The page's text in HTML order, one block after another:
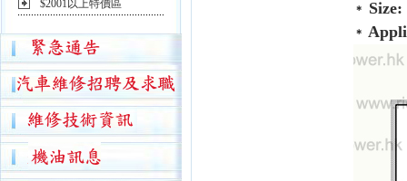
$2001以上特價區
＊
＊